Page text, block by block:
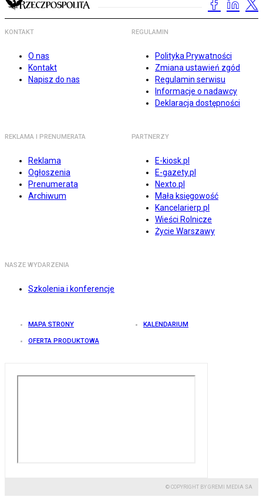
KONTAKT
O nas
Kontakt
Napisz do nas
REGULAMIN
Polityka Prywatności
Zmiana ustawień zgód
Regulamin serwisu
Informacje o nadawcy
Deklaracja dostępności
REKLAMA I PRENUMERATA
Reklama
Ogłoszenia
Prenumerata
Archiwum
PARTNERZY
E-kiosk.pl
E-gazety.pl
Nexto.pl
Mała księgowość
Kancelarierp.pl
Wieści Rolnicze
Życie Warszawy
NASZE WYDARZENIA
Szkolenia i konferencje
MAPA STRONY KALENDARIUM
OFERTA PRODUKTOWA
© COPYRIGHT BY GREMI MEDIA SA